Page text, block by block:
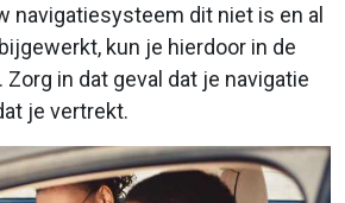
navigatiesysteem dit niet is en al
kun je hierdoor in de
in dat geval dat je navigatie
je vertrekt.